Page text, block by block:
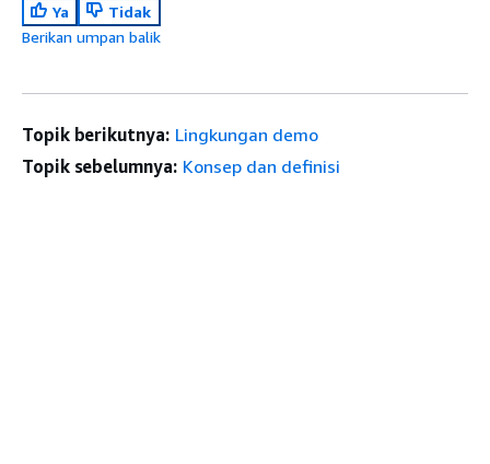
Ya
Tidak
Berikan umpan balik
Topik berikutnya: Lingkungan demo
Topik sebelumnya: Konsep dan definisi